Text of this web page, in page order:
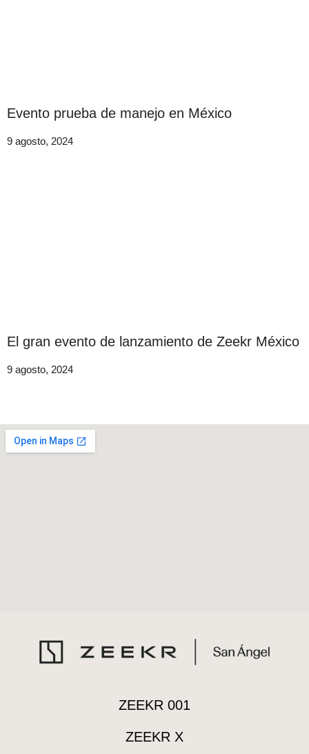
Evento prueba de manejo en México
9 agosto, 2024
El gran evento de lanzamiento de Zeekr México
9 agosto, 2024
ZEEKR 001
ZEEKR X